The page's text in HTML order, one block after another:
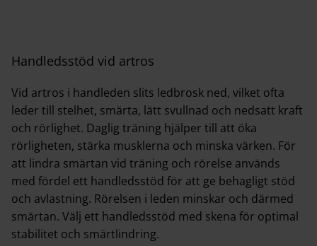
Handledsstöd vid artros
Vid artros i handleden slits ledbrosk ned, vilket ofta
leder till stelhet, smärta, lätt svullnad och nedsatt kraft
och rörlighet. Daglig träning hjälper till att öka
rörligheten, stärka musklerna och minska värken. För
att lindra smärtan vid träning och rörelse används
med fördel ett handledsstöd för att ge behagligt stöd
och avlastning. Rörelsen i leden minskar och därmed
smärtan. Välj ett handledsstöd med skena för optimal
stabilitet och smärtlindring.